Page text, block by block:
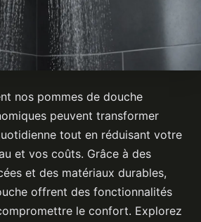
nos pommes de douche
peuvent transformer
tout en réduisant votre
et vos coûts. Grâce à des
et des matériaux durables,
offrent des fonctionnalités
le confort. Explorez